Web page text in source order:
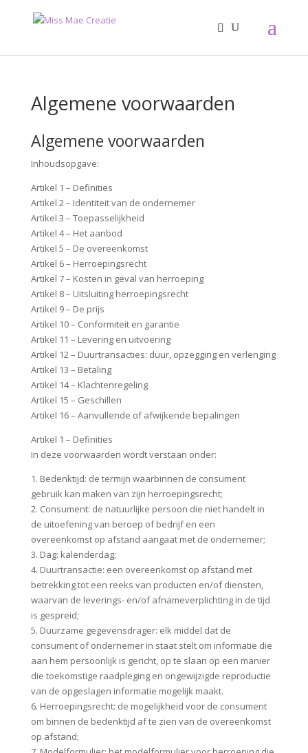
Algemene voorwaarden
Algemene voorwaarden
Inhoudsopgave:
Artikel 1 – Definities
Artikel 2 – Identiteit van de ondernemer
Artikel 3 – Toepasselijkheid
Artikel 4 – Het aanbod
Artikel 5 – De overeenkomst
Artikel 6 – Herroepingsrecht
Artikel 7 – Kosten in geval van herroeping
Artikel 8 – Uitsluiting herroepingsrecht
Artikel 9 – De prijs
Artikel 10 – Conformiteit en garantie
Artikel 11 – Levering en uitvoering
Artikel 12 – Duurtransacties: duur, opzegging en verlenging
Artikel 13 – Betaling
Artikel 14 – Klachtenregeling
Artikel 15 – Geschillen
Artikel 16 – Aanvullende of afwijkende bepalingen
Artikel 1 – Definities
In deze voorwaarden wordt verstaan onder:
1. Bedenktijd: de termijn waarbinnen de consument
gebruik kan maken van zijn herroepingsrecht;
2. Consument: de natuurlijke persoon die niet handelt in
de uitoefening van beroep of bedrijf en een
overeenkomst op afstand aangaat met de ondernemer;
3. Dag: kalenderdag;
4. Duurtransactie: een overeenkomst op afstand met
betrekking tot een reeks van producten en/of diensten,
waarvan de leverings- en/of afnameverplichting in de tijd
is gespreid;
5. Duurzame gegevensdrager: elk middel dat de
consument of ondernemer in staat stelt om informatie die
aan hem persoonlijk is gericht, op te slaan op een manier
die toekomstige raadpleging en ongewijzigde reproductie
van de opgeslagen informatie mogelijk maakt.
6. Herroepingsrecht: de mogelijkheid voor de consument
om binnen de bedenktijd af te zien van de overeenkomst
op afstand;